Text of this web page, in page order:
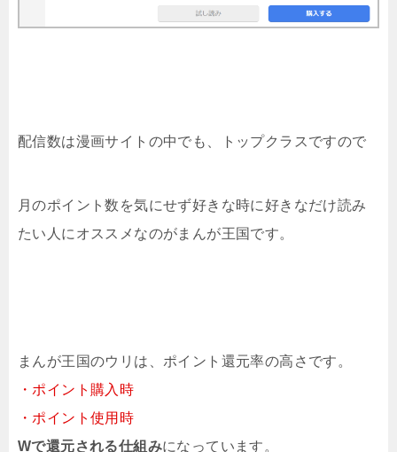
配信数は漫画サイトの中でも、トップクラスですので
月のポイント数を気にせず好きな時に好きなだけ読み
たい人にオススメなのがまんが王国です。
まんが王国のウリは、ポイント還元率の高さです。
・ポイント購入時
・ポイント使用時
Wで還元される仕組みになっています。